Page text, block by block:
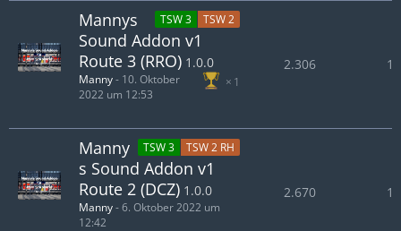
TSW 3 TSW 2
Mannys
Sound Addon v1
Route 3 (RRO) 1.0.0
1
Manny- 10. Oktober
2022 um 12:53
2.306
TSW 3 TSW 2 RH
Manny
s Sound Addon v1
Route 2 (DCZ) 1.0.0
Manny-6. Oktober 2022 um
12:42
2.670